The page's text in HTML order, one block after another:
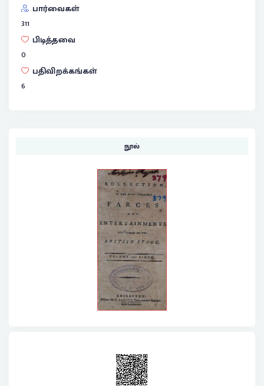
பார்வைகள்
311
பிடித்தவை
0
பதிவிறக்கங்கள்
6
நூல்